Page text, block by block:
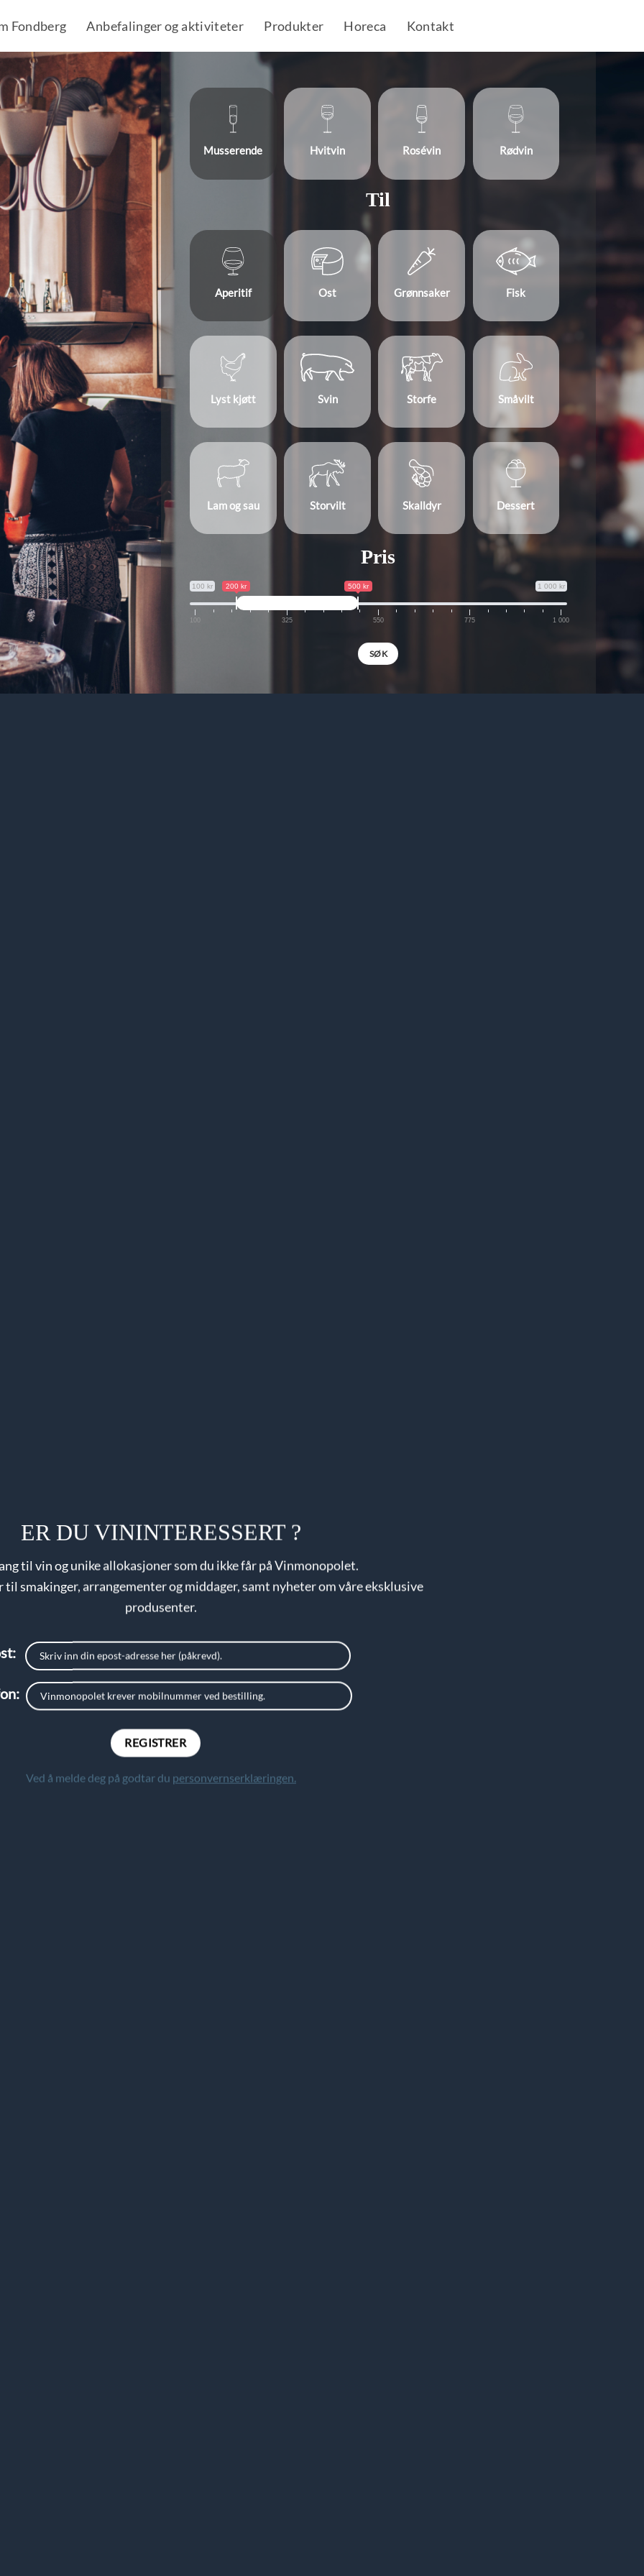
Fondberg Anbefalinger og aktiviteter Produkter Horeca Kontakt
Musserende Hvitvin Rosévin Rødvin
Til
Aperitif Ost Grønnsaker Fisk
Lyst kjøtt Svin Storfe Småvilt
Lam og sau Storvilt Skalldyr Dessert
Pris
100 kr 1 000 kr
200 kr 500 kr
100 325 550 775 1 000
ER DU VININTERESSERT ?
til vin og unike allokasjoner som du ikke får på Vinmonopolet.
smakinger, arrangementer og middager, samt nyheter om våre eksklusive
produsenter.
Ved å melde deg på godtar du personvernserklæringen.